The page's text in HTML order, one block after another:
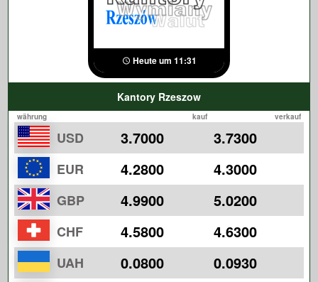
Heute um 11:31
Kantory Rzeszow
währung kauf verkauf
USD 3.7000 3.7300
EUR 4.2800 4.3000
GBP 4.9900 5.0200
CHF 4.5800 4.6300
UAH 0.0800 0.0930